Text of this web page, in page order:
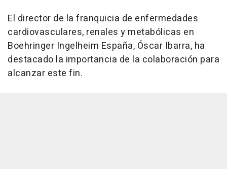
El director de la franquicia de enfermedades
cardiovasculares, renales y metabólicas en
Boehringer Ingelheim España, Óscar Ibarra, ha
destacado la importancia de la colaboración para
alcanzar este fin.